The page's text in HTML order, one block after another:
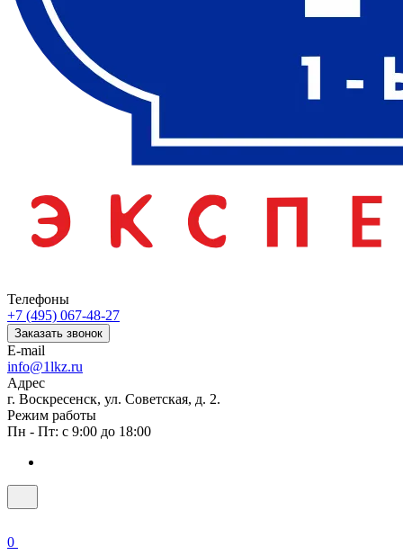
Телефоны
+7 (495) 067-48-27
Заказать звонок
E-mail
info@1lkz.ru
Адрес
г. Воскресенск, ул. Советская, д. 2.
Режим работы
Пн - Пт: с 9:00 до 18:00
0